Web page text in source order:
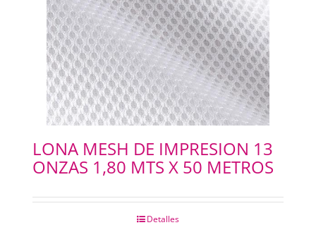
LONA MESH DE IMPRESION 13
ONZAS 1,80 MTS X 50 METROS
Detalles